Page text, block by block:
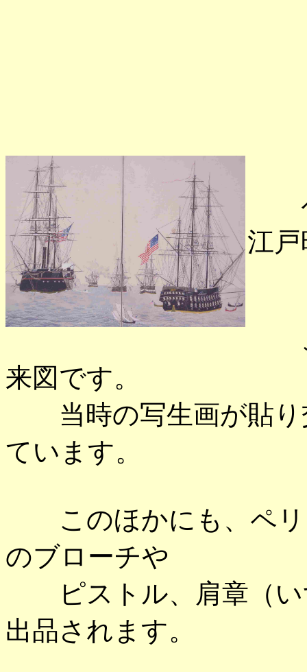
ペ
江戸
こ
来図です。
当時の写生画が貼り
ています。
このほかにも、ペリ
のブローチや
ピストル、肩章（い
出品されます。